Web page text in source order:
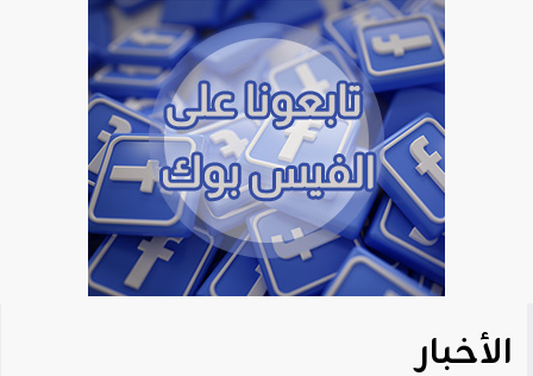
الأخبار